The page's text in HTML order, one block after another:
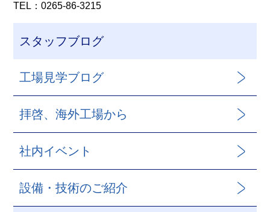
TEL：0265-86-3215
スタッフブログ
工場見学ブログ
拝啓、海外工場から
社内イベント
設備・技術のご紹介